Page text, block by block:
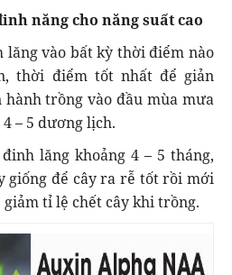
năng cho năng suất cao
lăng vào bất kỳ thời điểm nào
thời điểm tốt nhất để giản
hành trồng vào đầu mùa mưa
– 5 dương lịch.
lăng khoảng 4 – 5 tháng,
giống để cây ra rễ tốt rồi mới
tỉ lệ chết cây khi trồng.